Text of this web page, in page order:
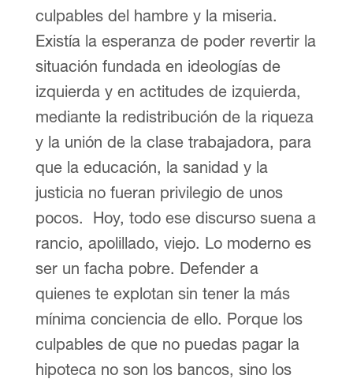
culpables del hambre y la miseria.
Existía la esperanza de poder revertir la
situación fundada en ideologías de
izquierda y en actitudes de izquierda,
mediante la redistribución de la riqueza
y la unión de la clase trabajadora, para
que la educación, la sanidad y la
justicia no fueran privilegio de unos
pocos. Hoy, todo ese discurso suena a
rancio, apolillado, viejo. Lo moderno es
ser un facha pobre. Defender a
quienes te explotan sin tener la más
mínima conciencia de ello. Porque los
culpables de que no puedas pagar la
hipoteca no son los bancos, sino los